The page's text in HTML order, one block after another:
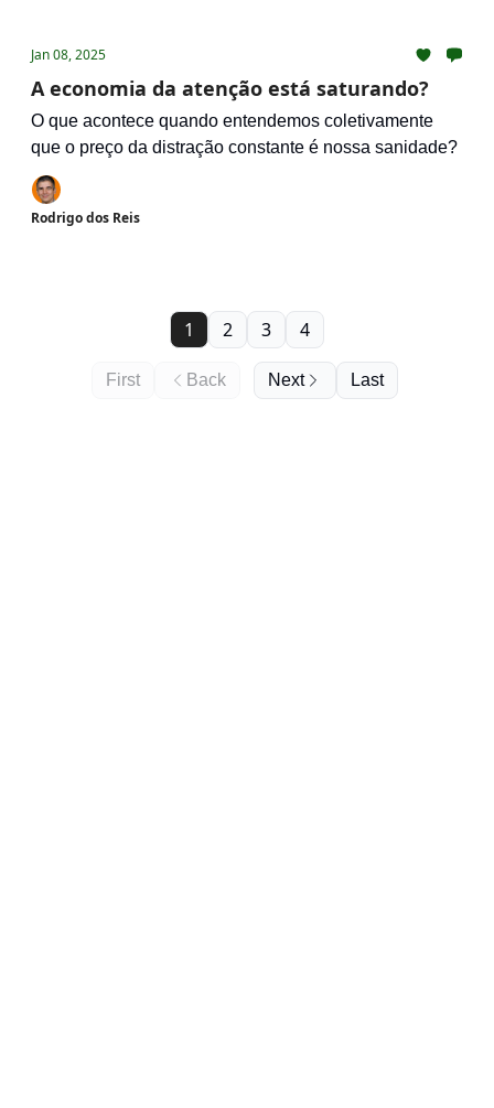
Jan 08, 2025
A economia da atenção está saturando?
O que acontece quando entendemos coletivamente
que o preço da distração constante é nossa sanidade?
Rodrigo dos Reis
First Back
1 2 3 4
Next Last